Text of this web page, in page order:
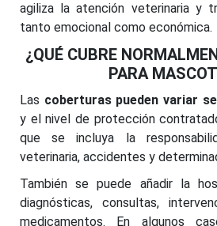
agiliza la atención veterinaria y
tanto emocional como económica.
¿QUÉ CUBRE
PARA
Las coberturas pueden variar
y el nivel de protección
que se incluya la
veterinaria, accidentes y
También se puede añadir la
diagnósticas, consultas,
medicamentos. En algunos